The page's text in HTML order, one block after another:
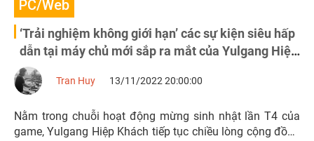
PC/Web
‘Trải nghiệm không giới hạn’ các sự kiện siêu hấp
dẫn tại máy chủ mới sắp ra mắt của Yulgang Hiệp
Khách
Tran Huy 13/11/2022 20:00:00
Nằm trong chuỗi hoạt động mừng sinh nhật lần T4 của
game, Yulgang Hiệp Khách tiếp tục chiều lòng cộng đồng